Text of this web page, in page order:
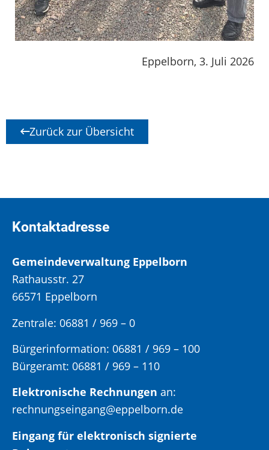
Eppelborn, 3. Juli 2026
Zurück zur Übersicht
Kontaktadresse
Gemeindeverwaltung Eppelborn
Rathausstr. 27
66571 Eppelborn
Zentrale: 06881 / 969 – 0
Bürgerinformation: 06881 / 969 – 100
Bürgeramt: 06881 / 969 – 110
Elektronische Rechnungen an:
rechnungseingang@eppelborn.de
Eingang für elektronisch signierte